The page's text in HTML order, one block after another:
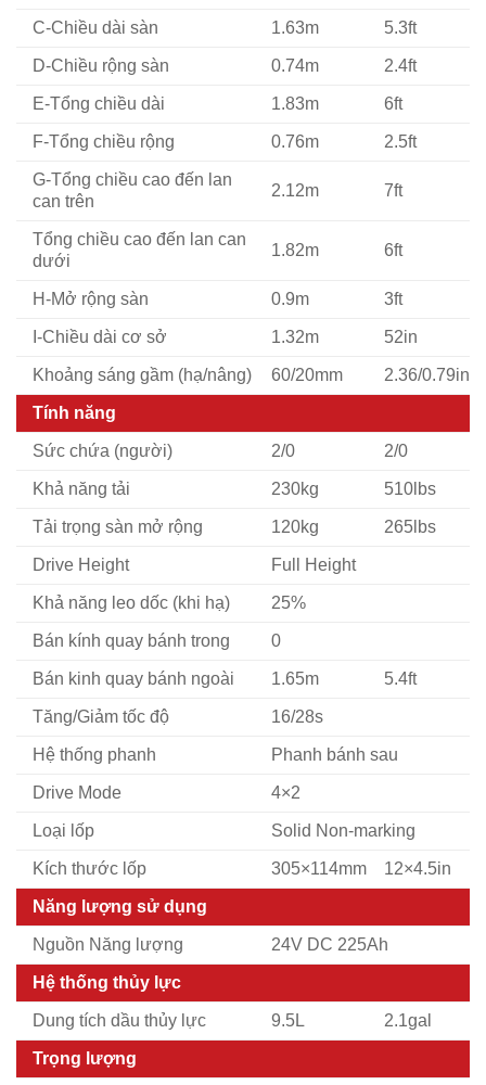
C-Chiều dài sàn 1.63m 5.3ft
D-Chiều rộng sàn 0.74m 2.4ft
E-Tổng chiều dài 1.83m 6ft
F-Tổng chiều rộng 0.76m 2.5ft
G-Tổng chiều cao đến lan
can trên
2.12m 7ft
Tổng chiều cao đến lan can
dưới
1.82m 6ft
H-Mở rộng sàn 0.9m 3ft
I-Chiều dài cơ sở 1.32m 52in
Khoảng sáng gầm (hạ/nâng) 60/20mm 2.36/0.79in
Tính năng
Sức chứa (người) 2/0 2/0
Khả năng tải 230kg 510lbs
Tải trọng sàn mở rộng 120kg 265lbs
Drive Height Full Height
Khả năng leo dốc (khi hạ) 25%
Bán kính quay bánh trong 0
Bán kinh quay bánh ngoài 1.65m 5.4ft
Tăng/Giảm tốc độ 16/28s
Hệ thống phanh Phanh bánh sau
Drive Mode 4×2
Loại lốp Solid Non-marking
Kích thước lốp 305×114mm 12×4.5in
Năng lượng sử dụng
Nguồn Năng lượng 24V DC 225Ah
Hệ thống thủy lực
Dung tích dầu thủy lực 9.5L 2.1gal
Trọng lượng